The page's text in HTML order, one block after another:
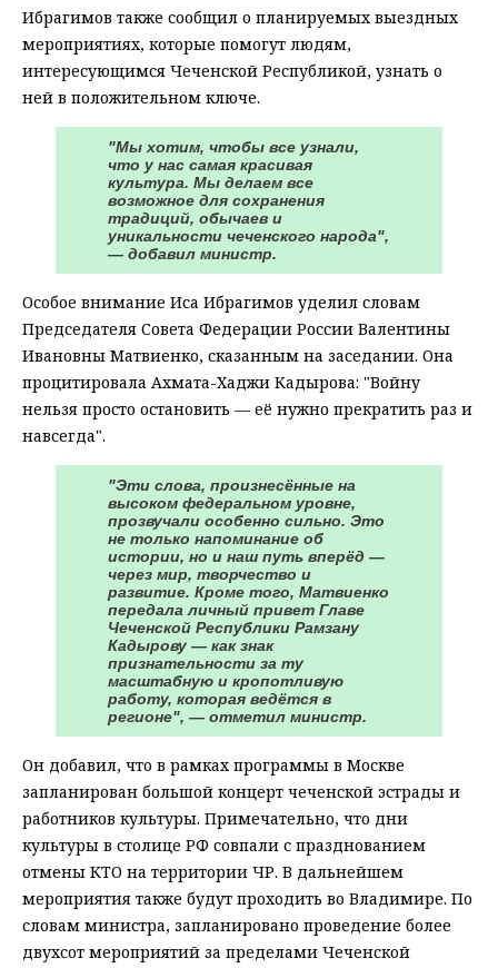
Ибрагимов также сообщил о планируемых выездных
мероприятиях, которые помогут людям,
интересующимся Чеченской Республикой, узнать о
ней в положительном ключе.
"Мы хотим, чтобы все узнали,
что у нас самая красивая
культура. Мы делаем все
возможное для сохранения
традиций, обычаев и
уникальности чеченского народа",
— добавил министр.
Особое внимание Иса Ибрагимов уделил словам
Председателя Совета Федерации России Валентины
Ивановны Матвиенко, сказанным на заседании. Она
процитировала Ахмата-Хаджи Кадырова: "Войну
нельзя просто остановить — её нужно прекратить раз и
навсегда".
"Эти слова, произнесённые на
высоком федеральном уровне,
прозвучали особенно сильно. Это
не только напоминание об
истории, но и наш путь вперёд —
через мир, творчество и
развитие. Кроме того, Матвиенко
передала личный привет Главе
Чеченской Республики Рамзану
Кадырову — как знак
признательности за ту
масштабную и кропотливую
работу, которая ведётся в
регионе", — отметил министр.
Он добавил, что в рамках программы в Москве
запланирован большой концерт чеченской эстрады и
работников культуры. Примечательно, что дни
культуры в столице РФ совпали с празднованием
отмены КТО на территории ЧР. В дальнейшем
мероприятия также будут проходить во Владимире. По
словам министра, запланировано проведение более
двухсот мероприятий за пределами Чеченской